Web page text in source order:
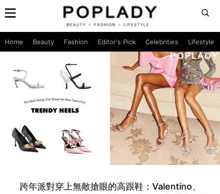
Home Beauty Fashion Editor's Pick Celebrities Lifestyle
跨年派對穿上無敵搶眼的高跟鞋：Valentino、